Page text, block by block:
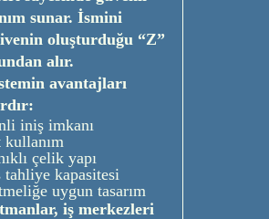
sunar. İsmini
oluşturduğu “Z”
alır.
avantajları
iniş imkanı
kullanım
çelik yapı
tahliye kapasitesi
uygun tasarım
iş merkezleri